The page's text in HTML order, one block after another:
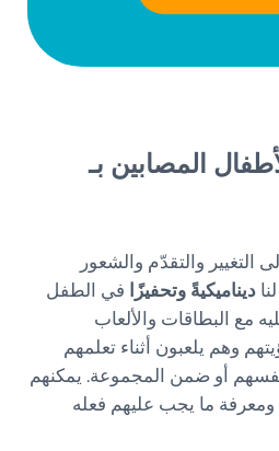
المصابين بـ
التغيير والتقدّم والشعور
ديناميكيةً وتحفيزًا في الطفل
مع البطاقات والألعاب
وهم يلعبون أثناء تعلمهم
أو ضمن المجموعة. يمكنهم
ومعرفة ما يجب عليهم فعله